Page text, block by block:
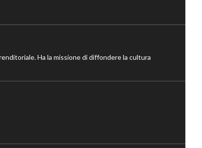
Ha la missione di diffondere la cultura